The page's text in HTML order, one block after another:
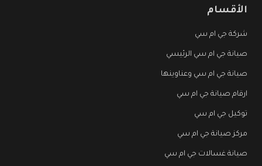
الأقسام
شركة جي ام سي
صيانة جي ام سي الرئيسي
صيانة جي ام سي وعناوينها
ارقام صيانة جي ام سي
توكيل جي ام سي
مركز صيانة جي ام سي
صيانة غسالات جي ام سي